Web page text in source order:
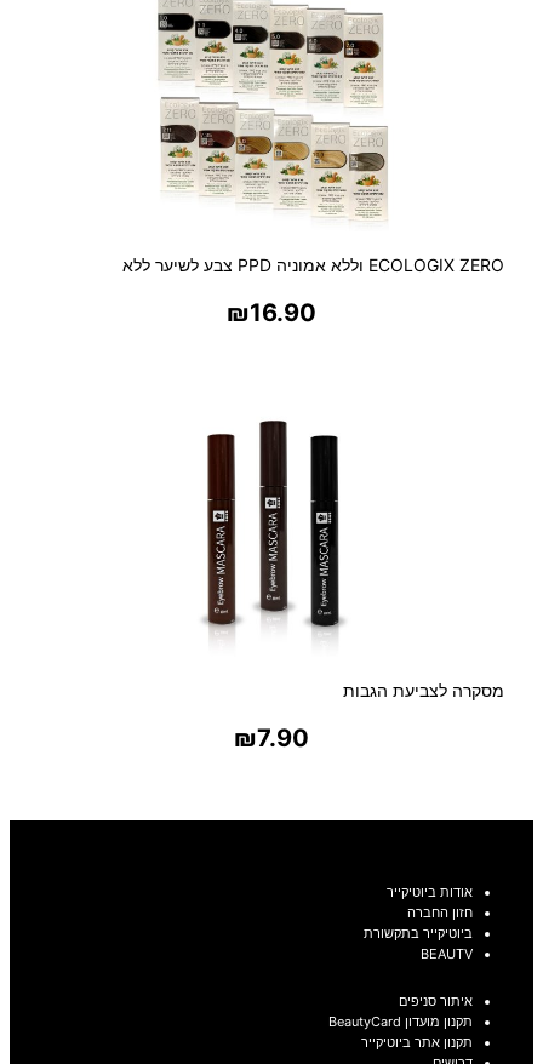
ECOLOGIX ZERO וללא אמוניה PPD צבע לשיער ללא
₪16.90
מסקרה לצביעת הגבות
₪7.90
אודות ביוטיקייר
חזון החברה
ביוטיקייר בתקשורת
BEAUTV
איתור סניפים
תקנון מועדון BeautyCard
תקנון אתר ביוטיקייר